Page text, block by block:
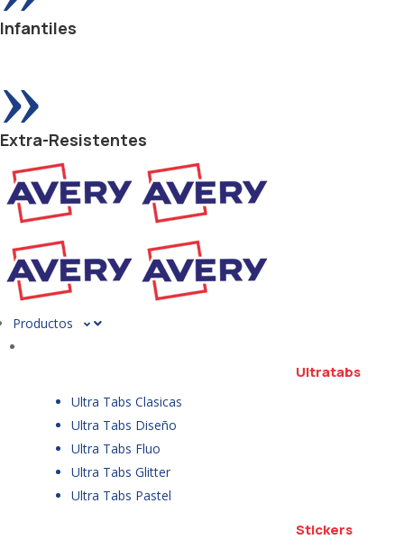
Infantiles
»
Extra-Resistentes
Productos
Ultratabs
Ultra Tabs Clasicas
Ultra Tabs Diseño
Ultra Tabs Fluo
Ultra Tabs Glitter
Ultra Tabs Pastel
Stickers